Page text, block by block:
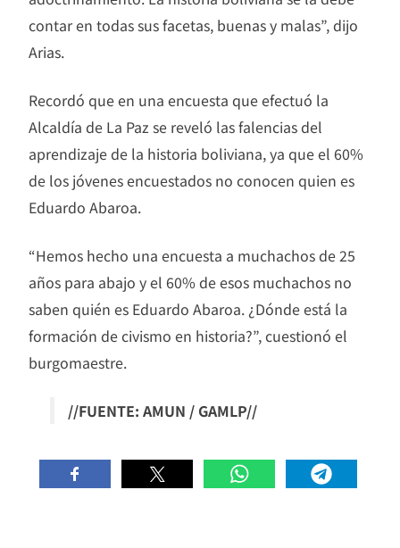
contar en todas sus facetas, buenas y malas”, dijo
Arias.
Recordó que en una encuesta que efectuó la
Alcaldía de La Paz se reveló las falencias del
aprendizaje de la historia boliviana, ya que el 60%
de los jóvenes encuestados no conocen quien es
Eduardo Abaroa.
“Hemos hecho una encuesta a muchachos de 25
años para abajo y el 60% de esos muchachos no
saben quién es Eduardo Abaroa. ¿Dónde está la
formación de civismo en historia?”, cuestionó el
burgomaestre.
//FUENTE: AMUN / GAMLP//